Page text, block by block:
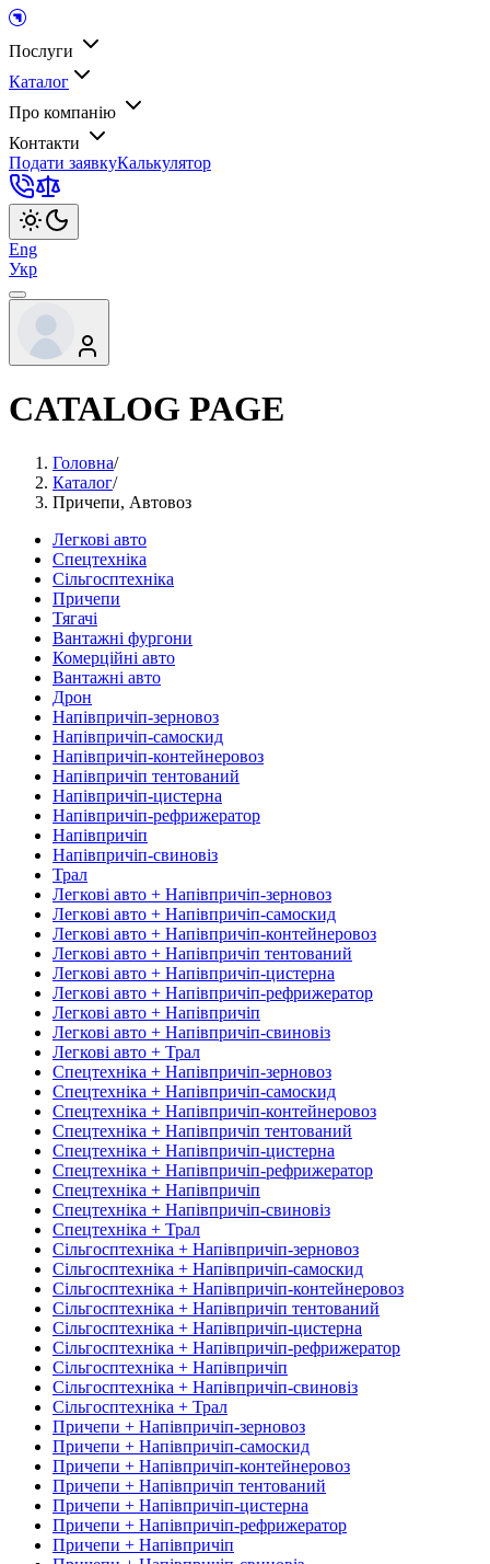
Послуги
Каталог
Про компанію
Контакти
Подати заявкуКалькулятор
Eng
Укр
CATALOG PAGE
Головна/
Каталог/
Причепи, Автовоз
Легкові авто
Спецтехніка
Сільгосптехніка
Причепи
Тягачі
Вантажні фургони
Комерційні авто
Вантажні авто
Дрон
Напівпричіп-зерновоз
Напівпричіп-самоскид
Напівпричіп-контейнеровоз
Напівпричіп тентований
Напівпричіп-цистерна
Напівпричіп-рефрижератор
Напівпричіп
Напівпричіп-свиновіз
Трал
Легкові авто + Напівпричіп-зерновоз
Легкові авто + Напівпричіп-самоскид
Легкові авто + Напівпричіп-контейнеровоз
Легкові авто + Напівпричіп тентований
Легкові авто + Напівпричіп-цистерна
Легкові авто + Напівпричіп-рефрижератор
Легкові авто + Напівпричіп
Легкові авто + Напівпричіп-свиновіз
Легкові авто + Трал
Спецтехніка + Напівпричіп-зерновоз
Спецтехніка + Напівпричіп-самоскид
Спецтехніка + Напівпричіп-контейнеровоз
Спецтехніка + Напівпричіп тентований
Спецтехніка + Напівпричіп-цистерна
Спецтехніка + Напівпричіп-рефрижератор
Спецтехніка + Напівпричіп
Спецтехніка + Напівпричіп-свиновіз
Спецтехніка + Трал
Сільгосптехніка + Напівпричіп-зерновоз
Сільгосптехніка + Напівпричіп-самоскид
Сільгосптехніка + Напівпричіп-контейнеровоз
Сільгосптехніка + Напівпричіп тентований
Сільгосптехніка + Напівпричіп-цистерна
Сільгосптехніка + Напівпричіп-рефрижератор
Сільгосптехніка + Напівпричіп
Сільгосптехніка + Напівпричіп-свиновіз
Сільгосптехніка + Трал
Причепи + Напівпричіп-зерновоз
Причепи + Напівпричіп-самоскид
Причепи + Напівпричіп-контейнеровоз
Причепи + Напівпричіп тентований
Причепи + Напівпричіп-цистерна
Причепи + Напівпричіп-рефрижератор
Причепи + Напівпричіп